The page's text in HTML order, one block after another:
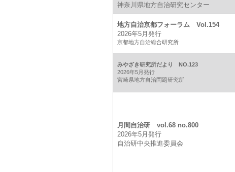
神奈川県地方自治研究センター
地方自治京都フォーラム Vol.154
2026年5月発行
京都地方自治総合研究所
みやざき研究所だより NO.123
2026年5月発行
宮崎県地方自治問題研究所
月間自治研 vol.68 no.800
2026年5月発行
自治研中央推進委員会